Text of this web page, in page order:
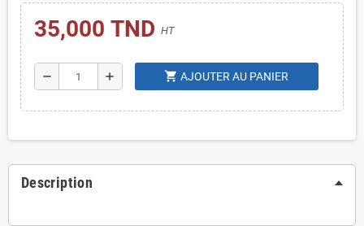
35,000 TND HT
remove add shopping_cart AJOUTER AU PANIER
Description